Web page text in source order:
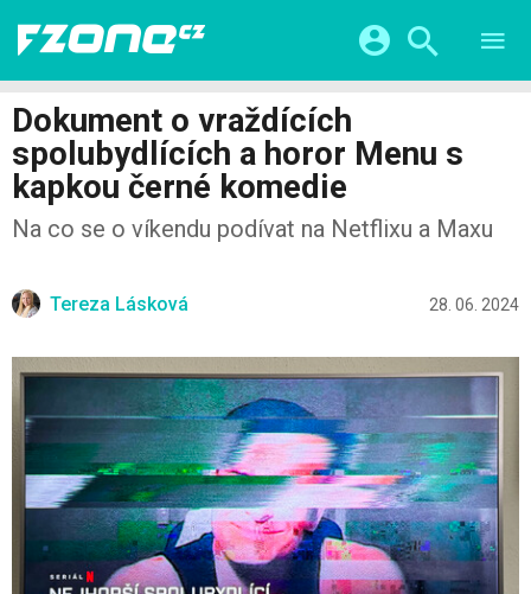
VIDEA
SERIÁLY
CHYTRÁ MĚSTA
ŽIVOT BUDOUCNOSTI
HRY A ZÁBAVA
FINTECH
Facebook Google
Twitter Apple Microsoft
Dokument o vraždících
spolubydlících a horor Menu s
kapkou černé komedie
Na co se o víkendu podívat na Netflixu a Maxu
Tereza Lásková 28. 06. 2024